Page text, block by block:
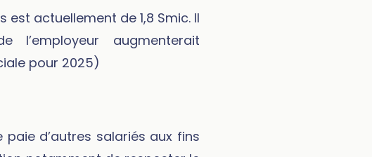
actuellement de 1,8 Smic. Il
augmenterait
pour 2025)
d’autres salariés aux fins